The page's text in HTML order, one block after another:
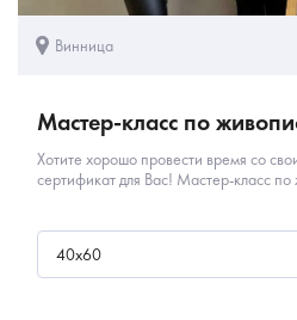
Винница
Мастер-класс по
Хотите хорошо провести время со
сертификат для Вас! Мастер-класс по
40х60